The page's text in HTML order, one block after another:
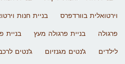
וירטואלית בוורדפרס
בניית חנות
פרגולה
בניית פרגולה מעץ בניית
לילדים
ג'נטים מגנזיום ג'נטים